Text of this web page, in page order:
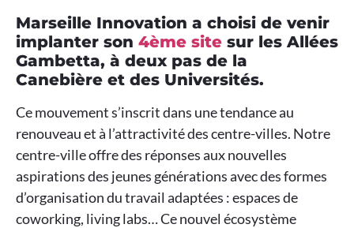
Marseille Innovation a choisi de venir
implanter son 4ème site sur les Allées
Gambetta, à deux pas de la
Canebière et des Universités.
Ce mouvement s’inscrit dans une tendance au
renouveau et à l’attractivité des centre-villes. Notre
centre-ville offre des réponses aux nouvelles
aspirations des jeunes générations avec des formes
d’organisation du travail adaptées : espaces de
coworking, living labs… Ce nouvel écosystème